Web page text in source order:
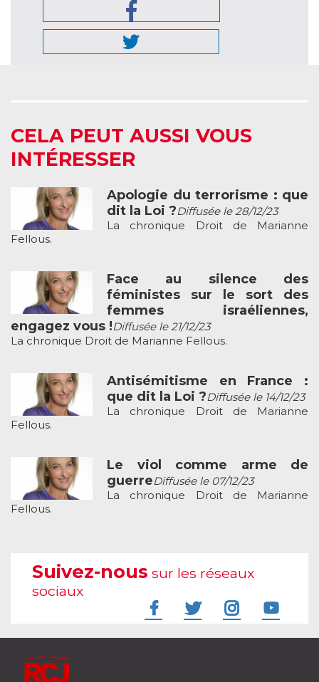
CELA PEUT AUSSI VOUS
INTÉRESSER
Apologie du terrorisme : que
dit la Loi ?Diffusée le 28/12/23
La chronique Droit de Marianne
Fellous.
Face au silence des
féministes sur le sort des
femmes israéliennes,
engagez vous !Diffusée le 21/12/23
La chronique Droit de Marianne Fellous.
Antisémitisme en France :
que dit la Loi ?Diffusée le 14/12/23
La chronique Droit de Marianne
Fellous.
Le viol comme arme de
guerreDiffusée le 07/12/23
La chronique Droit de Marianne
Fellous.
Suivez-nous sur les réseaux
sociaux